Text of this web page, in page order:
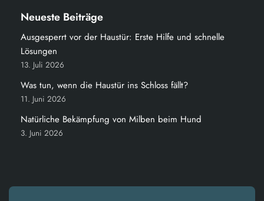
Neueste Beiträge
Ausgesperrt vor der Haustür: Erste Hilfe und schnelle
Lösungen
13. Juli 2026
Was tun, wenn die Haustür ins Schloss fällt?
11. Juni 2026
Natürliche Bekämpfung von Milben beim Hund
3. Juni 2026